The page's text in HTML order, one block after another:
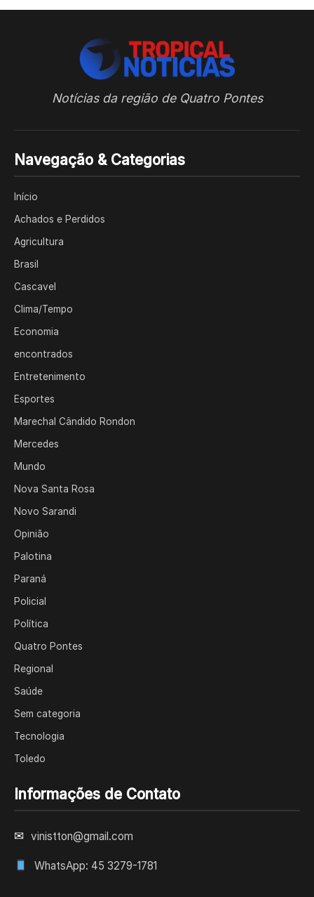
Notícias da região de Quatro Pontes
Navegação & Categorias
Início
Achados e Perdidos
Agricultura
Brasil
Cascavel
Clima/Tempo
Economia
encontrados
Entretenimento
Esportes
Marechal Cândido Rondon
Mercedes
Mundo
Nova Santa Rosa
Novo Sarandi
Opinião
Palotina
Paraná
Policial
Política
Quatro Pontes
Regional
Saúde
Sem categoria
Tecnologia
Toledo
Informações de Contato
✉ vinistton@gmail.com
WhatsApp: 45 3279-1781